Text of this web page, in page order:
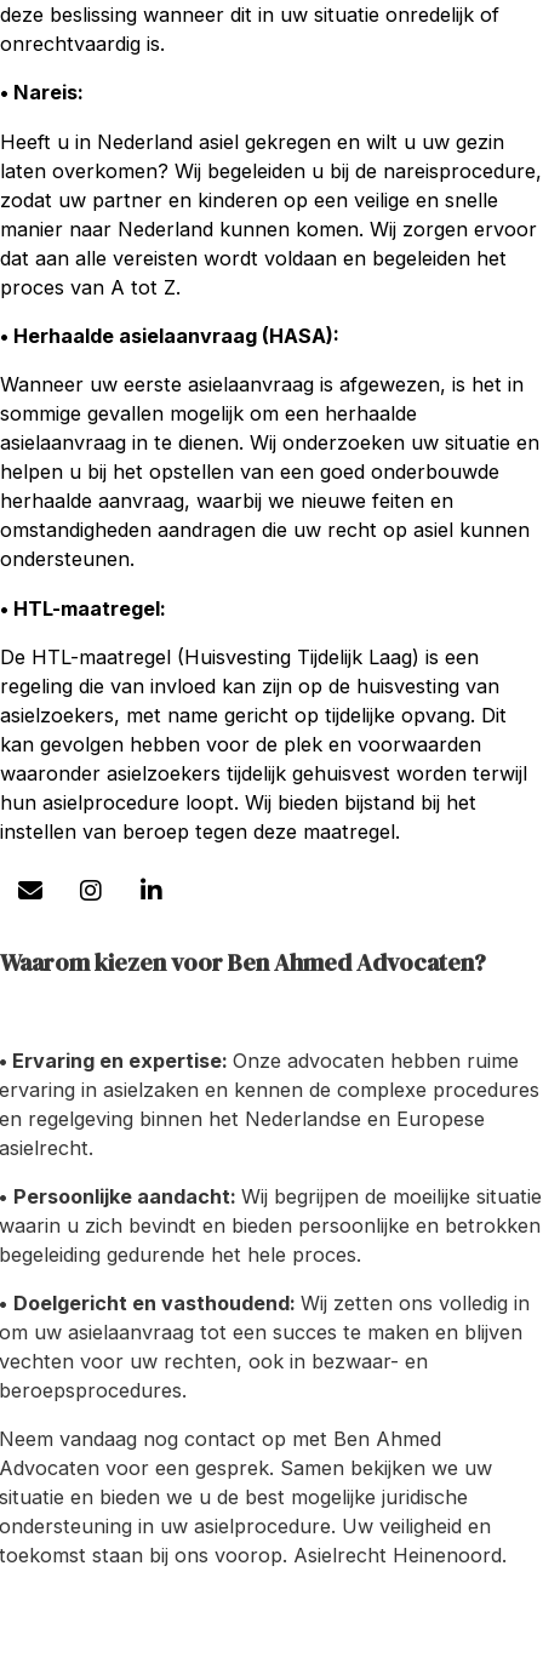
deze beslissing wanneer dit in uw situatie onredelijk of
onrechtvaardig is.
• Nareis:
Heeft u in Nederland asiel gekregen en wilt u uw gezin
laten overkomen? Wij begeleiden u bij de nareisprocedure,
zodat uw partner en kinderen op een veilige en snelle
manier naar Nederland kunnen komen. Wij zorgen ervoor
dat aan alle vereisten wordt voldaan en begeleiden het
proces van A tot Z.
• Herhaalde asielaanvraag (HASA):
Wanneer uw eerste asielaanvraag is afgewezen, is het in
sommige gevallen mogelijk om een herhaalde
asielaanvraag in te dienen. Wij onderzoeken uw situatie en
helpen u bij het opstellen van een goed onderbouwde
herhaalde aanvraag, waarbij we nieuwe feiten en
omstandigheden aandragen die uw recht op asiel kunnen
ondersteunen.
• HTL-maatregel:
De HTL-maatregel (Huisvesting Tijdelijk Laag) is een
regeling die van invloed kan zijn op de huisvesting van
asielzoekers, met name gericht op tijdelijke opvang. Dit
kan gevolgen hebben voor de plek en voorwaarden
waaronder asielzoekers tijdelijk gehuisvest worden terwijl
hun asielprocedure loopt. Wij bieden bijstand bij het
instellen van beroep tegen deze maatregel.
Waarom kiezen voor Ben Ahmed Advocaten?
• Ervaring en expertise: Onze advocaten hebben ruime
ervaring in asielzaken en kennen de complexe procedures
en regelgeving binnen het Nederlandse en Europese
asielrecht.
• Persoonlijke aandacht: Wij begrijpen de moeilijke situatie
waarin u zich bevindt en bieden persoonlijke en betrokken
begeleiding gedurende het hele proces.
• Doelgericht en vasthoudend: Wij zetten ons volledig in
om uw asielaanvraag tot een succes te maken en blijven
vechten voor uw rechten, ook in bezwaar- en
beroepsprocedures.
Neem vandaag nog contact op met Ben Ahmed
Advocaten voor een gesprek. Samen bekijken we uw
situatie en bieden we u de best mogelijke juridische
ondersteuning in uw asielprocedure. Uw veiligheid en
toekomst staan bij ons voorop. Asielrecht Heinenoord.